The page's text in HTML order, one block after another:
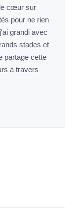
cœur sur
pour ne rien
grandi avec
stades et
partage cette
à travers